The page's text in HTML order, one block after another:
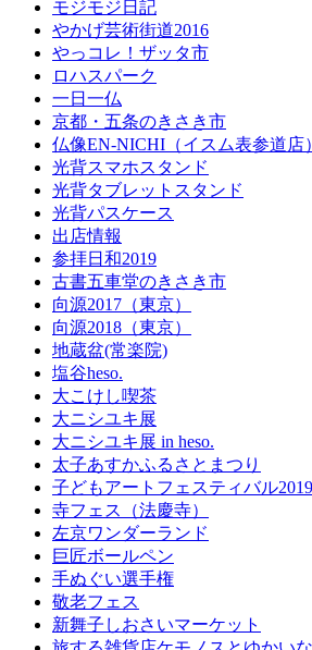
モジモジ日記
やかげ芸術街道2016
やっコレ！ザッタ市
ロハスパーク
一日一仏
京都・五条のきさき市
仏像EN-NICHI（イスム表参道店）
光背スマホスタンド
光背タブレットスタンド
光背パスケース
出店情報
参拝日和2019
古書五車堂のきさき市
向源2017（東京）
向源2018（東京）
地蔵盆(常楽院)
塩谷heso.
大こけし喫茶
大ニシユキ展
大ニシユキ展 in heso.
太子あすかふるさとまつり
子どもアートフェスティバル2019
寺フェス（法慶寺）
左京ワンダーランド
巨匠ボールペン
手ぬぐい選手権
敬老フェス
新舞子しおさいマーケット